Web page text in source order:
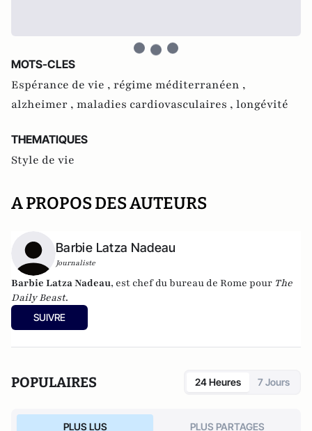
MOTS-CLES
Espérance de vie , régime méditerranéen ,
alzheimer , maladies cardiovasculaires , longévité
THEMATIQUES
Style de vie
A PROPOS DES AUTEURS
Barbie Latza Nadeau
Journaliste
Barbie Latza Nadeau, est chef du bureau de Rome pour The
Daily Beast.
SUIVRE
POPULAIRES 24 Heures 7 Jours
PLUS LUS PLUS PARTAGES